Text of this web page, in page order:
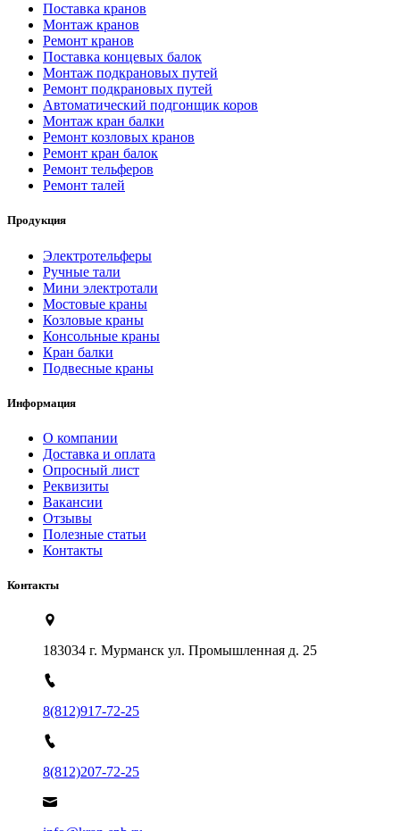
Поставка кранов
Монтаж кранов
Ремонт кранов
Поставка концевых балок
Монтаж подкрановых путей
Ремонт подкрановых путей
Автоматический подгонщик коров
Монтаж кран балки
Ремонт козловых кранов
Ремонт кран балок
Ремонт тельферов
Ремонт талей
Продукция
Электротельферы
Ручные тали
Мини электротали
Мостовые краны
Козловые краны
Консольные краны
Кран балки
Подвесные краны
Информация
О компании
Доставка и оплата
Опросный лист
Реквизиты
Вакансии
Отзывы
Полезные статьи
Контакты
Контакты
183034 г. Мурманск ул. Промышленная д. 25
8(812)917-72-25
8(812)207-72-25